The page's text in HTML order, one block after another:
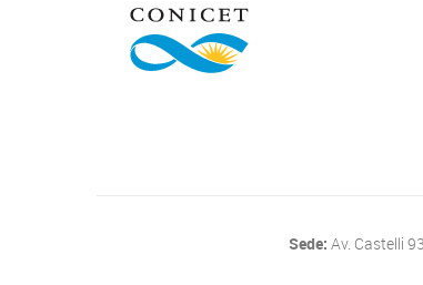
Sede: Av. Castelli